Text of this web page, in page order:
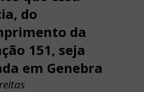
do
da
151, seja
em Genebra